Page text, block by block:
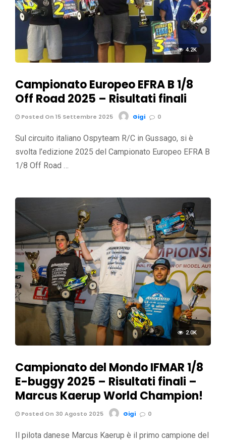
4.2K
Campionato Europeo EFRA B 1/8
Off Road 2025 – Risultati finali
Posted On 15 Settembre 2025 Gigi 0
Sul circuito italiano Ospyteam R/C in Gussago, si è
svolta l’edizione 2025 del Campionato Europeo EFRA B
1/8 Off Road …
2.0K
Campionato del Mondo IFMAR 1/8
E-buggy 2025 – Risultati finali –
Marcus Kaerup World Champion!
Posted On 30 Agosto 2025 Gigi 0
Il pilota danese Marcus Kaerup è il primo campione del